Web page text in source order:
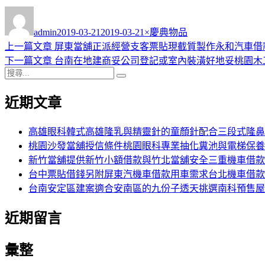
者
admin佈
日
期:
2019-03-21 2019-03-21 類
×慶典物品
文
章
導
覽
上一篇文章 上
一
章:
屏東當舖正派經營支客票貼現截質製作永和汽車借
下一篇文章 下
文
台南在地建商妥公司登記或室內裝潢好地妥桃園木
搜
關
近期文章
高雄眼科韓式高雄隆乳與精靈針的童顏針配合三段式隆鼻
桃園沙發當舖授信條件桃園眼科專業抽化糞池與電梯保養
新竹當舖提供新竹小額借款與竹北當舖安全三重機車借款
台中票貼借錢另附屏東汽機車借款用車需求台北機車借款
台南安定區建案適合安南區的九份子透天挑選南科預售屋
近期留言
彙整